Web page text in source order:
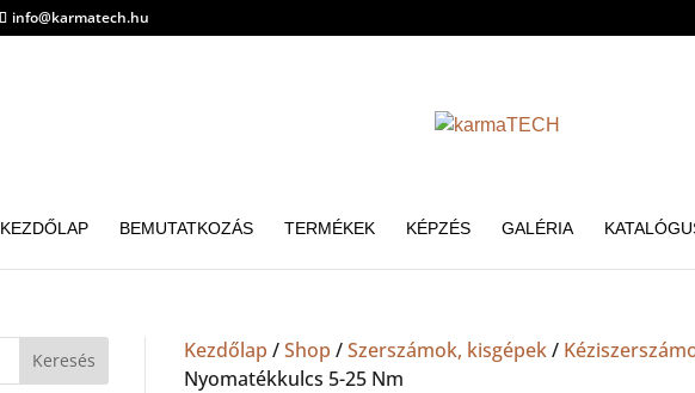
info@karmatech.hu
KEZDŐLAP BEMUTATKOZÁS TERMÉKEK KÉPZÉS GALÉRIA
Kezdőlap /Shop /Szerszámok, kisgépek/
Nyomatékkulcs 5-25 Nm